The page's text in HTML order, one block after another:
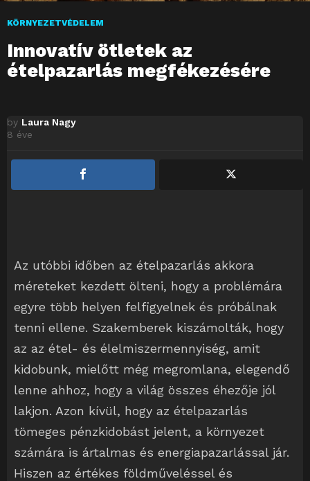
KÖRNYEZETVÉDELEM
Innovatív ötletek az
ételpazarlás megfékezésére
by Laura Nagy
8 éve
Az utóbbi időben az ételpazarlás akkora
méreteket kezdett ölteni, hogy a problémára
egyre több helyen felfigyelnek és próbálnak
tenni ellene. Szakemberek kiszámolták, hogy
az az étel- és élelmiszermennyiség, amit
kidobunk, mielőtt még megromlana, elegendő
lenne ahhoz, hogy a világ összes éhezője jól
lakjon. Azon kívül, hogy az ételpazarlás
tömeges pénzkidobást jelent, a környezet
számára is ártalmas és energiapazarlással jár.
Hiszen az értékes földműveléssel és